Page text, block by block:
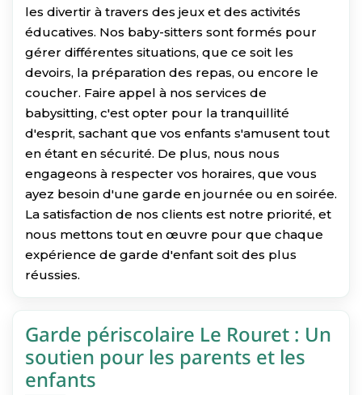
les divertir à travers des jeux et des activités
éducatives. Nos baby-sitters sont formés pour
gérer différentes situations, que ce soit les
devoirs, la préparation des repas, ou encore le
coucher. Faire appel à nos services de
babysitting, c'est opter pour la tranquillité
d'esprit, sachant que vos enfants s'amusent tout
en étant en sécurité. De plus, nous nous
engageons à respecter vos horaires, que vous
ayez besoin d'une garde en journée ou en soirée.
La satisfaction de nos clients est notre priorité, et
nous mettons tout en œuvre pour que chaque
expérience de garde d'enfant soit des plus
réussies.
Garde périscolaire Le Rouret : Un
soutien pour les parents et les
enfants